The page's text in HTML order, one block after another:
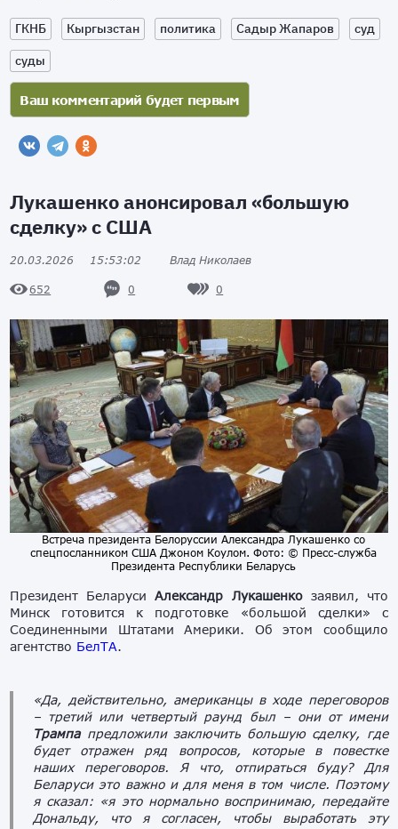
ГКНБ Кыргызстан политика Садыр Жапаров
суд
суды
Лукашенко анонсировал «большую
сделку» с США
20.03.2026 15:53:02 Влад Николаев
652 0 0
Встреча президента Белоруссии Александра Лукашенко со
спецпосланником США Джоном Коулом. Фото: © Пресс-служба
Президента Республики Беларусь
Президент БеларусиАлександр Лукашенкозаявил, что
Минск готовится к подготовке «большой сделки» с
Соединенными Штатами Америки. Об этом сообщило
агентство БелТА.
«Да, действительно, американцы в ходе переговоров
– третий или четвертый раунд был – они от имени
Трампапредложили заключить большую сделку, где
будет отражен ряд вопросов, которые в повестке
наших переговоров. Я что, отпираться буду? Для
Беларуси это важно и для меня в том числе. Поэтому
я сказал: «я это нормально воспринимаю, передайте
Дональду, что я согласен, чтобы выработать эту